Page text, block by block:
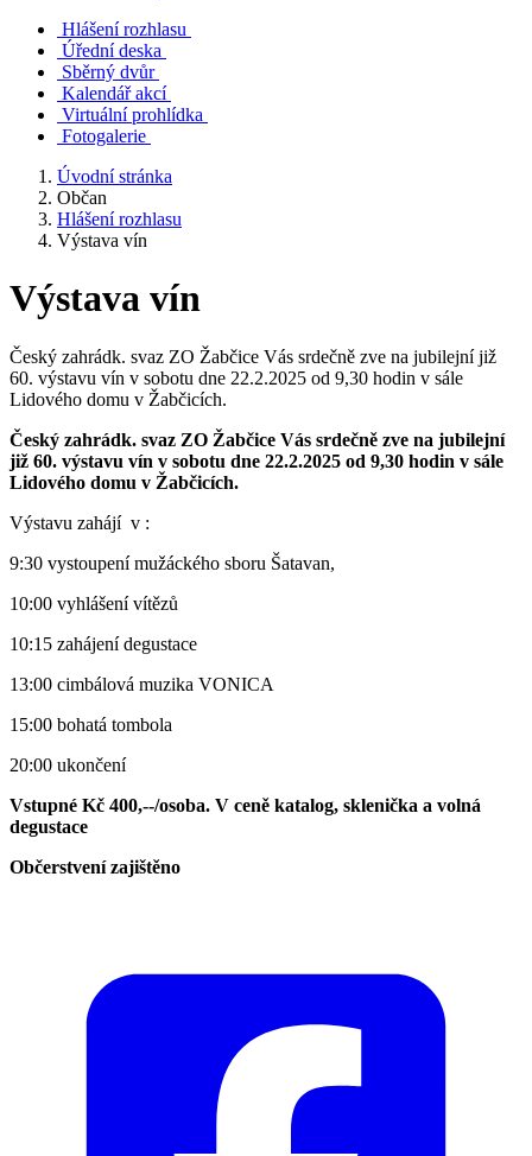
Hlášení rozhlasu
Úřední deska
Sběrný dvůr
Kalendář akcí
Virtuální prohlídka
Fotogalerie
Úvodní stránka
Občan
Hlášení rozhlasu
Výstava vín
Výstava vín
Český zahrádk. svaz ZO Žabčice Vás srdečně zve na jubilejní již
60. výstavu vín v sobotu dne 22.2.2025 od 9,30 hodin v sále
Lidového domu v Žabčicích.
Český zahrádk. svaz ZO Žabčice Vás srdečně zve na jubilejní
již 60. výstavu vín v sobotu dne 22.2.2025 od 9,30 hodin v sále
Lidového domu v Žabčicích.
Výstavu zahájí v :
9:30 vystoupení mužáckého sboru Šatavan,
10:00 vyhlášení vítězů
10:15 zahájení degustace
13:00 cimbálová muzika VONICA
15:00 bohatá tombola
20:00 ukončení
Vstupné Kč 400,--/osoba. V ceně katalog, sklenička a volná
degustace
Občerstvení zajištěno